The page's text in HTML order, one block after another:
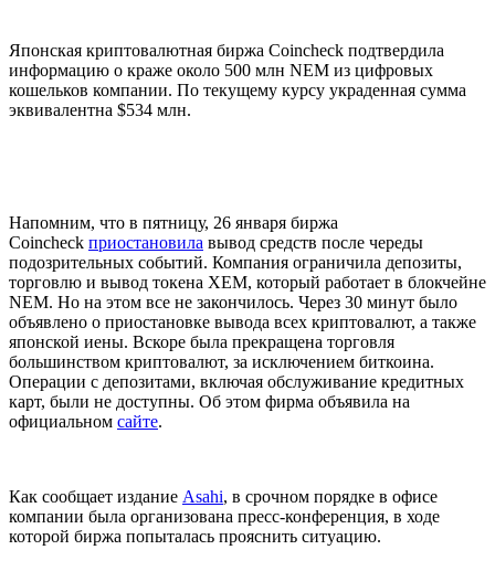
Японская криптовалютная биржа Coincheck подтвердила
информацию о краже около 500 млн NEM из цифровых
кошельков компании. По текущему курсу украденная сумма
эквивалентна $534 млн.
Напомним, что в пятницу, 26 января биржа
Coincheck приостановила вывод средств после череды
подозрительных событий. Компания ограничила депозиты,
торговлю и вывод токена XEM, который работает в блокчейне
NEM. Но на этом все не закончилось. Через 30 минут было
объявлено о приостановке вывода всех криптовалют, а также
японской иены. Вскоре была прекращена торговля
большинством криптовалют, за исключением биткоина.
Операции с депозитами, включая обслуживание кредитных
карт, были не доступны. Об этом фирма объявила на
официальном сайте.
Как сообщает издание Asahi, в срочном порядке в офисе
компании была организована пресс-конференция, в ходе
которой биржа попыталась прояснить ситуацию.